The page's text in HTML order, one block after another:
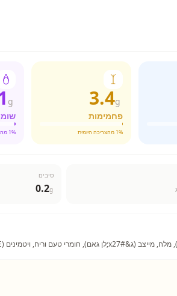
3.4g
פחמימות
1% מהצריכה היומית
g
1% מהצריכה היומית
סיבים
0.2g